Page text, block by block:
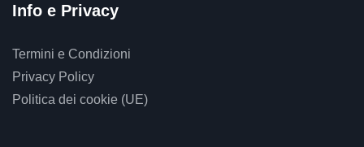
Info e Privacy
Termini e Condizioni
Privacy Policy
Politica dei cookie (UE)